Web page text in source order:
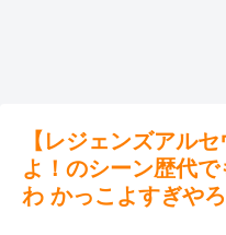
【レジェンズアル
よ！のシーン歴代
わ かっこよすぎやろ